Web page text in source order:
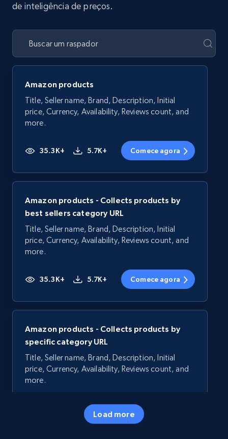
de inteligência de preços.
Amazon products
Title, Seller name, Brand, Description, Initial
price, Currency, Availability, Reviews count, and
more.
35.3K+ 5.7K+ Comece agora
Amazon products - Collects products by
best sellers category URL
Title, Seller name, Brand, Description, Initial
price, Currency, Availability, Reviews count, and
more.
35.3K+ 5.7K+ Comece agora
Amazon products - Collects products by
specific category URL
Title, Seller name, Brand, Description, Initial
price, Currency, Availability, Reviews count, and
more.
5.7K+ Comece agora
Load more